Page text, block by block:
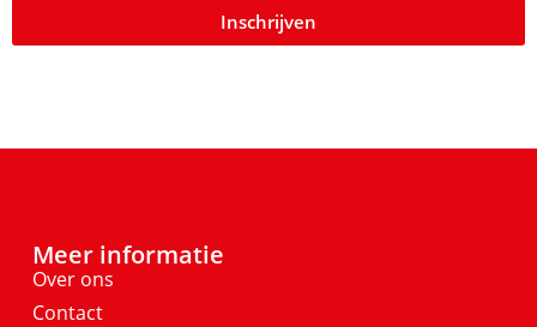
Inschrijven
Meer informatie
Over ons
Contact